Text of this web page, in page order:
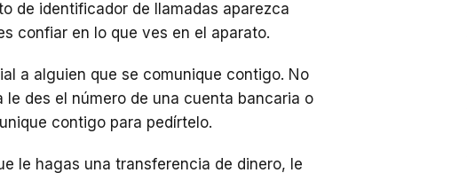
de identificador de llamadas aparezca
confiar en lo que ves en el aparato.
a alguien que se comunique contigo. No
des el número de una cuenta bancaria o
contigo para pedírtelo.
le hagas una transferencia de dinero, le